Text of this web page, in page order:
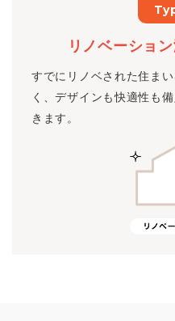
リノベーショ
すでにリノベされた住ま
く、デザインも快適性も
きます。